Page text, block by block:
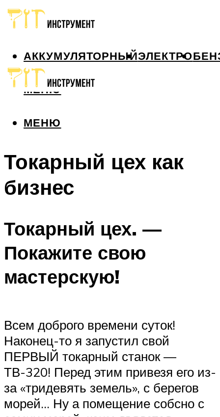
АККУМУЛЯТОРНЫЙЭЛЕКТРО
МЕНЮ
МЕНЮ
Токарный цех как
бизнес
Токарный цех. —
Покажите свою
мастерскую!
Всем доброго времени суток!
Наконец-то я запустил свой
ПЕРВЫЙ токарный станок —
ТВ-320! Перед этим привезя его из-
за «тридевять земель», с берегов
морей… Ну а помещение собсно с